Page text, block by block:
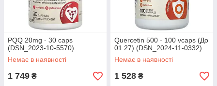
PQQ 20mg - 30 caps
(DSN_2023-10-5570)
Немає в наявності
1 749 ₴
Quercetin 500 - 100 vcaps (До
01.27) (DSN_2024-11-0332)
Немає в наявності
1 528 ₴